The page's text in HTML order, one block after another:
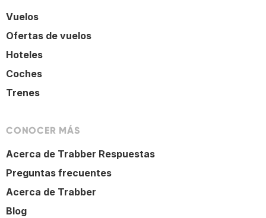
Vuelos
Ofertas de vuelos
Hoteles
Coches
Trenes
CONOCER MÁS
Acerca de Trabber Respuestas
Preguntas frecuentes
Acerca de Trabber
Blog